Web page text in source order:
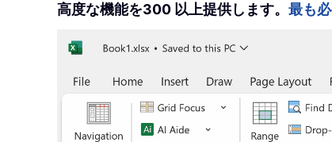
高度な機能を300 以上提供します。 最も